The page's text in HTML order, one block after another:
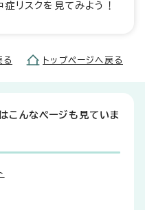
リスクを見てみよう！
る トップページへ戻る
こんなページも見ていま